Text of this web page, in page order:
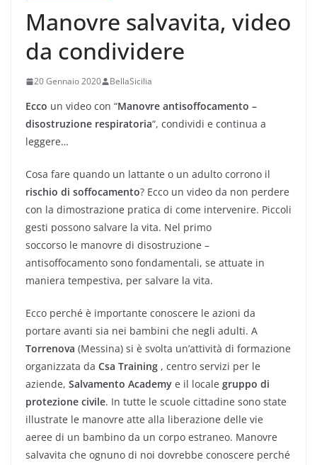
Manovre salvavita, video
da condividere
20 Gennaio 2020 BellaSicilia
Ecco un video con “Manovre antisoffocamento –
disostruzione respiratoria“, condividi e continua a
leggere…
Cosa fare quando un lattante o un adulto corrono il
rischio di soffocamento? Ecco un video da non perdere
con la dimostrazione pratica di come intervenire. Piccoli
gesti possono salvare la vita. Nel primo
soccorso le manovre di disostruzione –
antisoffocamento sono fondamentali, se attuate in
maniera tempestiva, per salvare la vita.
Ecco perché è importante conoscere le azioni da
portare avanti sia nei bambini che negli adulti. A
Torrenova (Messina) si è svolta un’attività di formazione
organizzata da Csa Training , centro servizi per le
aziende, Salvamento Academy e il locale gruppo di
protezione civile. In tutte le scuole cittadine sono state
illustrate le manovre atte alla liberazione delle vie
aeree di un bambino da un corpo estraneo. Manovre
salvavita che ognuno di noi dovrebbe conoscere perché